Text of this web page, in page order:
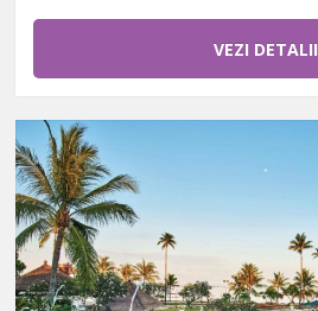
VEZI DETALII